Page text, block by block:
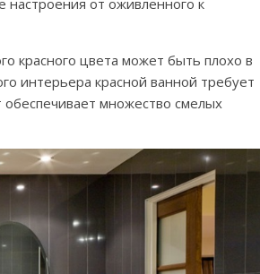
настроения от оживленного к
красного цвета может быть плохо в
интерьера красной ванной требует
множество смелых